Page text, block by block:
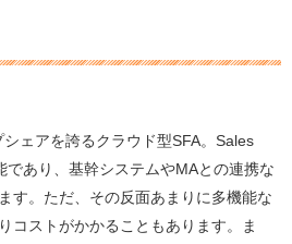
ェアを誇るクラウド型SFA。Sales
あり、基幹システムやMAとの連携な
す。ただ、その反面あまりに多機能な
コストがかかることもあります。ま